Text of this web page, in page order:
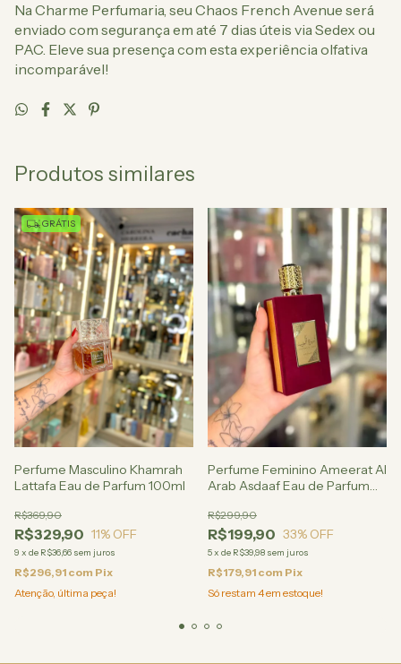
Na Charme Perfumaria, seu Chaos French Avenue será
enviado com segurança em até 7 dias úteis via Sedex ou
PAC. Eleve sua presença com esta experiência olfativa
incomparável!
Produtos similares
GRÁTIS
Perfume Masculino Khamrah
Lattafa Eau de Parfum 100ml
R$329,90
R$369,90
11% OFF
9 x de R$36,66 sem juros
R$296,91 com Pix
Atenção, última peça!
Perfume Feminino Ameerat Al
Arab Asdaaf Eau de Parfum
R$199,90
R$299,90
33% OFF
5x de R$39,98 sem juros
R$179,91 com Pix
Só restam 4em estoque!